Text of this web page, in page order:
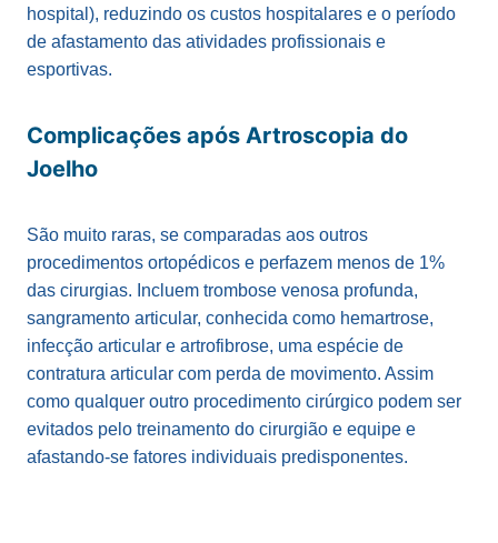
hospital), reduzindo os custos hospitalares e o período
de afastamento das atividades profissionais e
esportivas.
Complicações após Artroscopia do
Joelho
São muito raras, se comparadas aos outros
procedimentos ortopédicos e perfazem menos de 1%
das cirurgias. Incluem trombose venosa profunda,
sangramento articular, conhecida como hemartrose,
infecção articular e artrofibrose, uma espécie de
contratura articular com perda de movimento. Assim
como qualquer outro procedimento cirúrgico podem ser
evitados pelo treinamento do cirurgião e equipe e
afastando-se fatores individuais predisponentes.